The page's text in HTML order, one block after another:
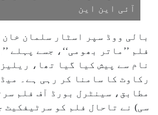
آئی این این
بالی ووڈ سپر اسٹار سلمان
فلم ’’ماتر بھومی‘‘، جسے پہلے
نام سے پیش کیا گیا تھا،
رکاوٹ کا سامنا کر رہی ہے۔
مطابق، سینٹرل بورڈ آف فلم
سی) نے تاحال فلم کو سرٹیفکیٹ